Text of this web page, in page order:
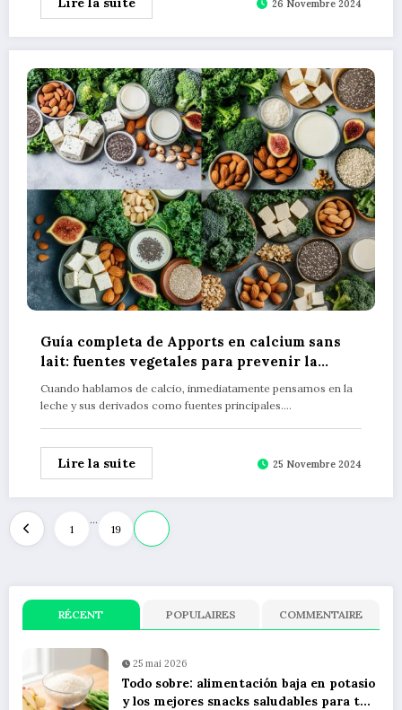
26 Novembre 2024
Guía completa de Apports en calcium sans
lait: fuentes vegetales para prevenir la
osteoporosis
Cuando hablamos de calcio, inmediatamente pensamos en la
leche y sus derivados como fuentes principales.…
Lire la suite 25 Novembre 2024
Pagination
des
publications
1
…
19
RÉCENT POPULAIRES COMMENTAIRE
25 mai 2026
Todo sobre: alimentación baja en potasio
y los mejores snacks saludables para tu